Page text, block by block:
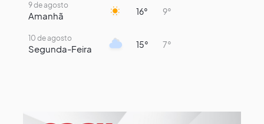
9 de agosto
Amanhã 16° 9°
10 de agosto
Segunda-Feira 15° 7°